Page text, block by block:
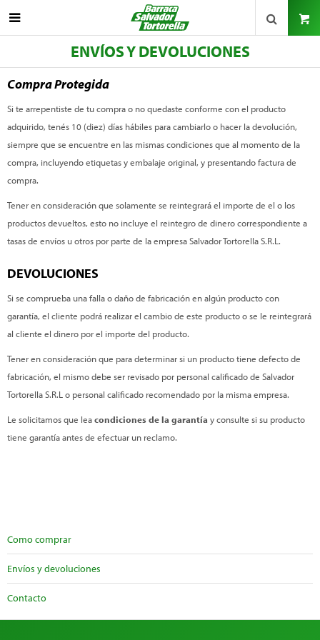

ENVÍOS Y DEVOLUCIONES
Compra Protegida
Si te arrepentiste de tu compra o no quedaste conforme con el producto
adquirido, tenés 10 (diez) días hábiles para cambiarlo o hacer la devolución,
siempre que se encuentre en las mismas condiciones que al momento de la
compra, incluyendo etiquetas y embalaje original, y presentando factura de
compra.
Tener en consideración que solamente se reintegrará el importe de el o los
productos devueltos, esto no incluye el reintegro de dinero correspondiente a
tasas de envíos u otros por parte de la empresa Salvador Tortorella S.R.L.
DEVOLUCIONES
Si se comprueba una falla o daño de fabricación en algún producto con
garantía, el cliente podrá realizar el cambio de este producto o se le reintegrará
al cliente el dinero por el importe del producto.
Tener en consideración que para determinar si un producto tiene defecto de
fabricación, el mismo debe ser revisado por personal calificado de Salvador
Tortorella S.R.L o personal calificado recomendado por la misma empresa.
Le solicitamos que leacondiciones de la garantía y consulte si su producto
tiene garantía antes de efectuar un reclamo.
Como comprar
Envíos y devoluciones
Contacto